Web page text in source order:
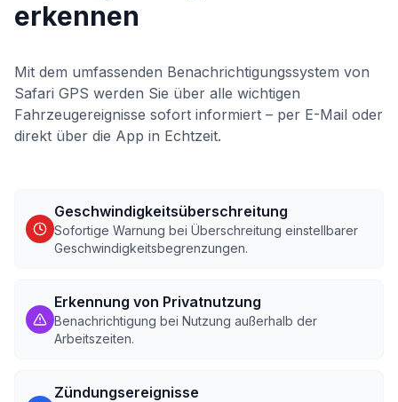
erkennen
Mit dem umfassenden Benachrichtigungssystem von
Safari GPS werden Sie über alle wichtigen
Fahrzeugereignisse sofort informiert – per E-Mail oder
direkt über die App in Echtzeit.
Geschwindigkeitsüberschreitung
Sofortige Warnung bei Überschreitung einstellbarer
Geschwindigkeitsbegrenzungen.
Erkennung von Privatnutzung
Benachrichtigung bei Nutzung außerhalb der
Arbeitszeiten.
Zündungsereignisse